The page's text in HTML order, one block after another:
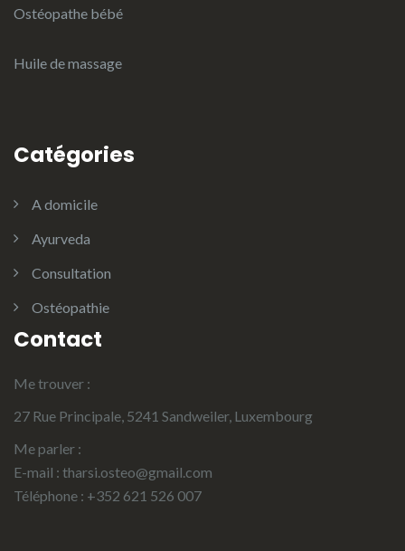
Ostéopathe bébé
Huile de massage
Catégories
A domicile
Ayurveda
Consultation
Ostéopathie
Contact
Me trouver :
27 Rue Principale, 5241 Sandweiler, Luxembourg
Me parler :
E-mail : tharsi.osteo@gmail.com
Téléphone : +352 621 526 007